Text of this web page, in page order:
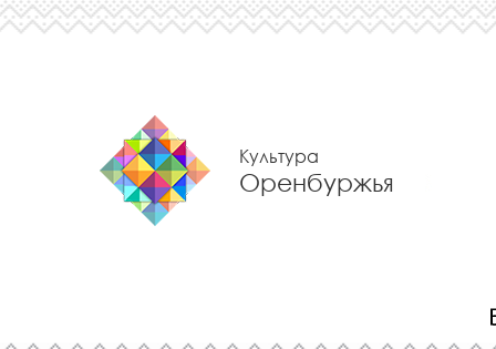
Культура
Оренбуржья